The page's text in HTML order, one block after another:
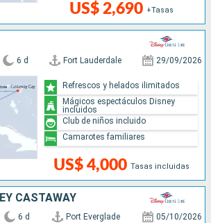
US$ 2,690 +Tasas
6 d Fort Lauderdale 29/09/2026
US$ 4,000 Tasas incluidas
Refrescos y helados ilimitados
Mágicos espectáculos Disney
incluidos
Club de niños incluido
Camarotes familiares
CASTAWAY
6 d Port Everglade 05/10/2026